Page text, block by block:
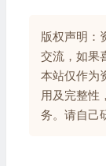
版权声明：
交流，如果
本站仅作为
用及完整性
务。请自己